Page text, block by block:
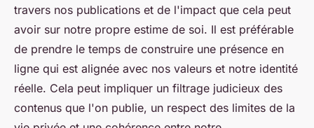
travers nos publications et de l'impact que cela peut
avoir sur notre propre estime de soi. Il est préférable
de prendre le temps de construire une présence en
ligne qui est alignée avec nos valeurs et notre identité
réelle. Cela peut impliquer un filtrage judicieux des
contenus que l'on publie, un respect des limites de la